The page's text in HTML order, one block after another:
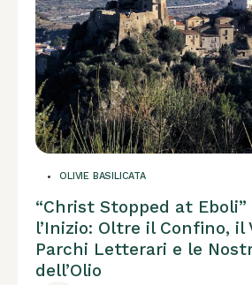
OLIVIE BASILICATA
“Christ Stopped at Eboli”
l’Inizio: Oltre il Confino, il
Parchi Letterari e le
dell’Olio